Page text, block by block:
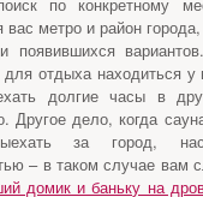
вас метро и район
появившихся
для отдыха находиться
долгие часы в
Другое дело, когда
за город,
– в таком случае вам
домик и баньку на